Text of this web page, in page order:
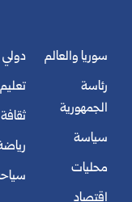
سوريا والعالم
رئاسة
الجمهورية
سياسة
محليات
اقتصاد
دولي
تعليم